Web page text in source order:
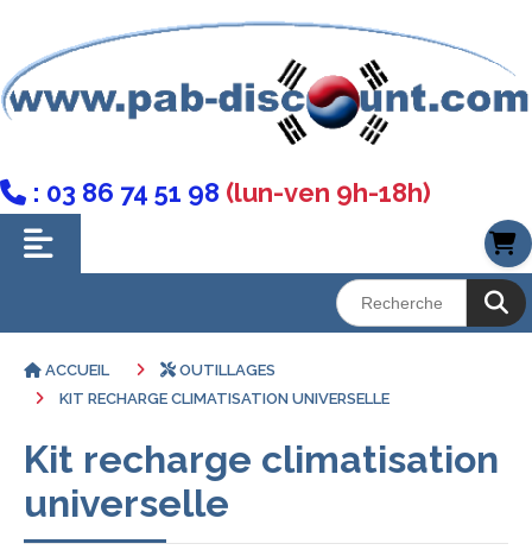
 : 03 86 74 51 98 (lun-ven 9h-18h)
ACCUEIL
OUTILLAGES
KIT RECHARGE CLIMATISATION UNIVERSELLE
Kit recharge climatisation
universelle